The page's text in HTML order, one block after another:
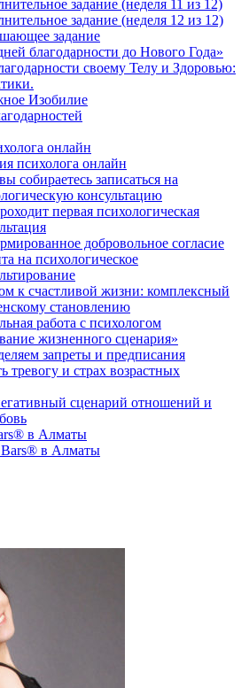
задание (неделя 11 из 12)
задание (неделя 12 из 12)
задание
благодарности до Нового Года»
своему Телу и Здоровью:
Изобилие
онлайн
психолога онлайн
собираетесь записаться на
консультацию
первая психологическая
добровольное согласие
на психологическое
к счастливой жизни: комплексный
становлению
работа с психологом
жизненного сценария»
запреты и предписания
тревогу и страх возрастных
сценарий отношений и
в Алматы
Bars® в Алматы